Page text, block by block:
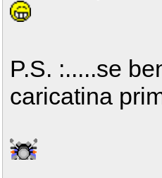
P.S. :.....se
caricatina